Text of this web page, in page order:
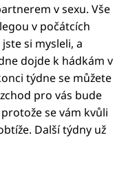
v sexu. Vše
v počátcích
si mysleli, a
dojde k hádkám v
týdne se můžete
pro vás bude
se vám kvůli
Další týdny už